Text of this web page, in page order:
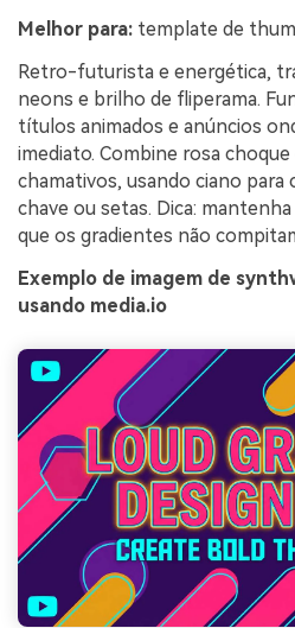
Melhor para: template de
Retro-futurista e energética,
neons e brilho de fliperama.
títulos animados e anúncios
imediato. Combine rosa
chamativos, usando ciano
chave ou setas. Dica:
que os gradientes não
Exemplo de imagem de
usando media.io